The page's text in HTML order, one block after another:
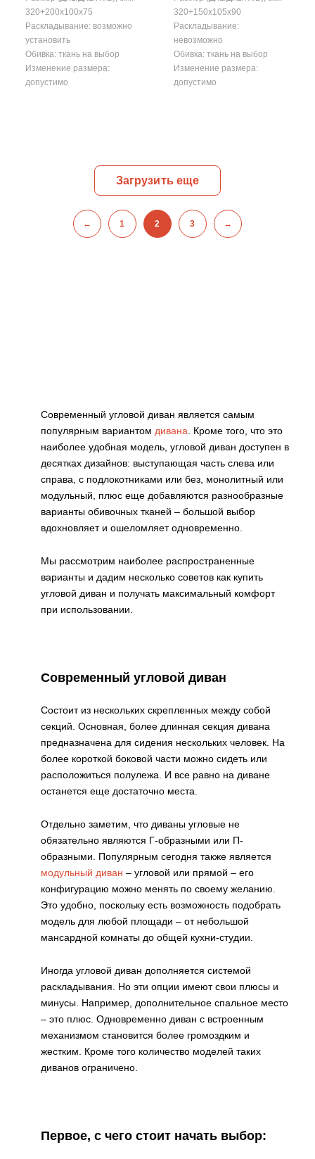
320+200x100x75
Раскладывание: возможно
установить
Обивка: ткань на выбор
Изменение размера:
допустимо
320+150x105x90
Раскладывание:
невозможно
Обивка: ткань на выбор
Изменение размера:
допустимо
Загрузить еще
← 1 2 3 →
Современный угловой диван является самым
популярным вариантом дивана . Кроме того, что это
наиболее удобная модель, угловой диван доступен в
десятках дизайнов: выступающая часть слева или
справа, с подлокотниками или без, монолитный или
модульный, плюс еще добавляются разнообразные
варианты обивочных тканей – большой выбор
вдохновляет и ошеломляет одновременно.
Мы рассмотрим наиболее распространенные
варианты и дадим несколько советов как купить
угловой диван и получать максимальный комфорт
при использовании.
Современный угловой диван
Состоит из нескольких скрепленных между собой
секций. Основная, более длинная секция дивана
предназначена для сидения нескольких человек. На
более короткой боковой части можно сидеть или
расположиться полулежа. И все равно на диване
останется еще достаточно места.
Отдельно заметим, что диваны угловые не
обязательно являются Г-образными или П-
образными. Популярным сегодня также является
модульный диван – угловой или прямой – его
конфигурацию можно менять по своему желанию.
Это удобно, поскольку есть возможность подобрать
модель для любой площади – от небольшой
мансардной комнаты до общей кухни-студии.
Иногда угловой диван дополняется системой
раскладывания. Но эти опции имеют свои плюсы и
минусы. Например, дополнительное спальное место
– это плюс. Одновременно диван с встроенным
механизмом становится более громоздким и
жестким. Кроме того количество моделей таких
диванов ограничено.
Первое, с чего стоит начать выбор: